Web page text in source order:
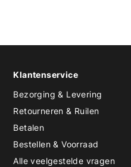
Klantenservice
Bezorging & Levering
Retourneren & Ruilen
Betalen
Bestellen & Voorraad
Alle veelgestelde vragen